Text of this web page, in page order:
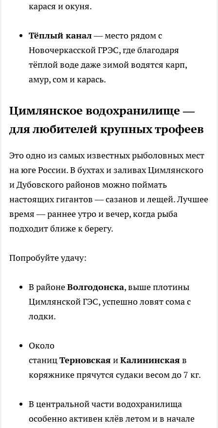
карася и окуня.
Тёплый канал— место рядом с
Новочеркасской ГРЭС, где благодаря
тёплой воде даже зимой водятся карп,
амур, сом и карась.
Цимлянское водохранилище —
для любителей крупных трофеев
Это одно из самых известных рыболовных мест
на юге России. В бухтах и заливах Цимлянского
и Дубовского районов можно поймать
настоящих гигантов — сазанов и лещей. Лучшее
время — раннее утро и вечер, когда рыба
подходит ближе к берегу.
Попробуйте удачу:
В районеВолгодонска, выше плотины
Цимлянской ГЭС, успешно ловят сома с
лодки.
Около
станицТерновская иКалининская в
коряжнике прячутся судаки весом до 7 кг.
В центральной части водохранилища
особенно активен клёв летом и в начале